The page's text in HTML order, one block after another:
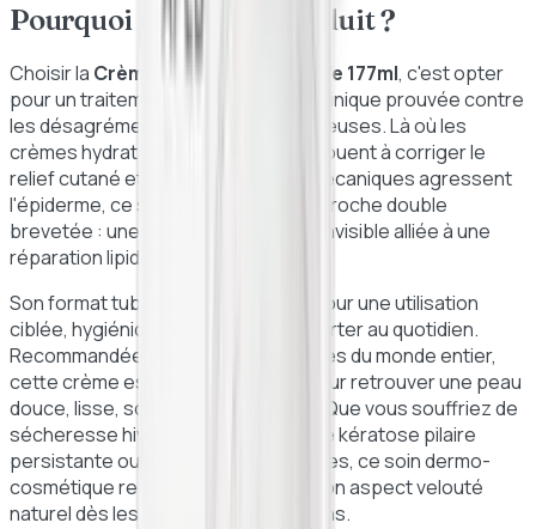
Pourquoi choisir ce produit ?
Choisir la Crème SA Lissante CeraVe 177ml, c'est opter
pour un traitement d'une efficacité clinique prouvée contre
les désagréments des peaux granuleuses. Là où les
crèmes hydratantes classiques échouent à corriger le
relief cutané et où les gommages mécaniques agressent
l'épiderme, ce soin propose une approche double
brevetée : une exfoliation chimique invisible alliée à une
réparation lipidique intense.
Son format tube de 177ml est idéal pour une utilisation
ciblée, hygiénique et facile à transporter au quotidien.
Recommandée par les dermatologues du monde entier,
cette crème est la solution ultime pour retrouver une peau
douce, lisse, souple et confortable. Que vous souffriez de
sécheresse hivernale passagère, de kératose pilaire
persistante ou de rugosités localisées, ce soin dermo-
cosmétique redonne à votre peau son aspect velouté
naturel dès les premières applications.